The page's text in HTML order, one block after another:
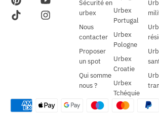
Sécurité en
urbex
Nous
contacter
Proposer
un spot
Qui somme
nous ?
Urbex
Portugal
Urbex
Pologne
Urbex
Croatie
Urbex
Tchéquie